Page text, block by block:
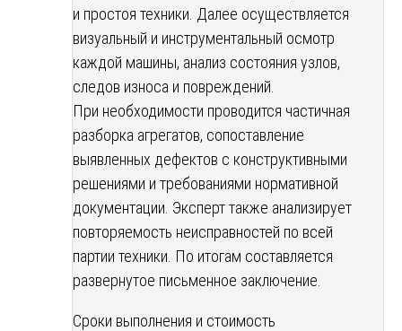
и простоя техники. Далее осуществляется
визуальный и инструментальный осмотр
каждой машины, анализ состояния узлов,
следов износа и повреждений.
При необходимости проводится частичная
разборка агрегатов, сопоставление
выявленных дефектов с конструктивными
решениями и требованиями нормативной
документации. Эксперт также анализирует
повторяемость неисправностей по всей
партии техники. По итогам составляется
развернутое письменное заключение.
Сроки выполнения и стоимость